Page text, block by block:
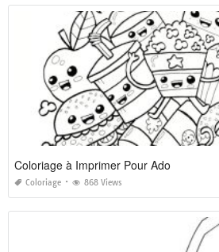
Coloriage à Imprimer Pour Ado
Coloriage 868 Views